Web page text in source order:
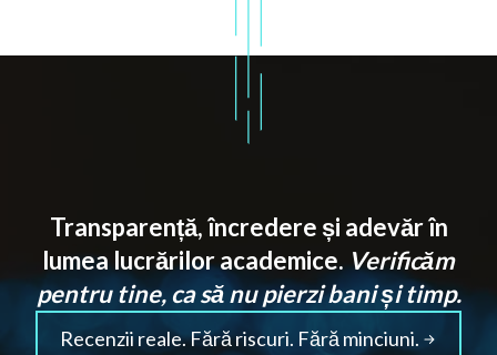
Transparență, încredere și adevăr în
lumea lucrărilor academice. Verificăm
pentru tine, ca să nu pierzi bani și timp.
Recenzii reale. Fără riscuri. Fără minciuni.